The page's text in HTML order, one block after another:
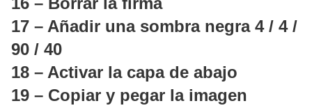
17 – Añadir una sombra negra 4 / 4 /
90 / 40
18 – Activar la capa de abajo
19 – Copiar y pegar la imagen